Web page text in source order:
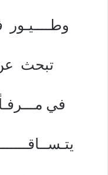
وطــــيـور
تبحث
في